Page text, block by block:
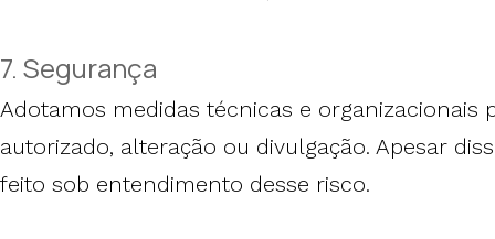
7. Segurança
Adotamos medidas técnicas e
autorizado, alteração ou divulgação. Apesar
feito sob entendimento desse risco.